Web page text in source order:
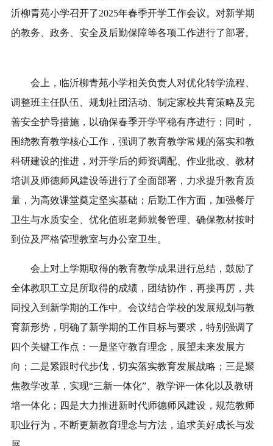
沂柳青苑小学召开了2025年春季开学工作会议。对新学期
的教务、政务、安全及后勤保障等各项工作进行了部署。
会上，临沂柳青苑小学相关负责人对优化转学流程、
调整班主任队伍、规划社团活动、制定家校共育策略及完
善安全护导措施，以确保春季开学平稳有序进行；同时，
围绕教育教学核心工作，强调了教育教学常规的落实和教
科研建设的推进，对开学后的师资调配、作业批改、教材
培训及师德师风建设等进行了全面部署，力求提升教育质
量，为高效课堂奠定坚实基础；后勤工作方面，加强餐厅
卫生与水质安全、优化值班老师就餐管理、确保教材按时
到位及严格管理教室与办公室卫生。
会上对上学期取得的教育教学成果进行总结，鼓励了
全体教职工立足所取得的成绩，团结协作，再接再厉，共
同投入到新学期的工作中。会议结合学校的发展规划与教
育新形势，明确了新学期的工作目标与要求，特别强调了
四个关键工作点：一是坚守教育理念，展望未来发展方
向；二是紧跟时代步伐，切实落实教育发展战略；三是聚
焦教学改革，实现“三新一体化”、教学评一体化以及教研
培一体化；四是大力推进新时代师德师风建设，规范教师
职业行为，不断更新教育理念与方法，追求美好成长与发